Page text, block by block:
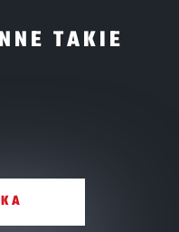
TAKIE